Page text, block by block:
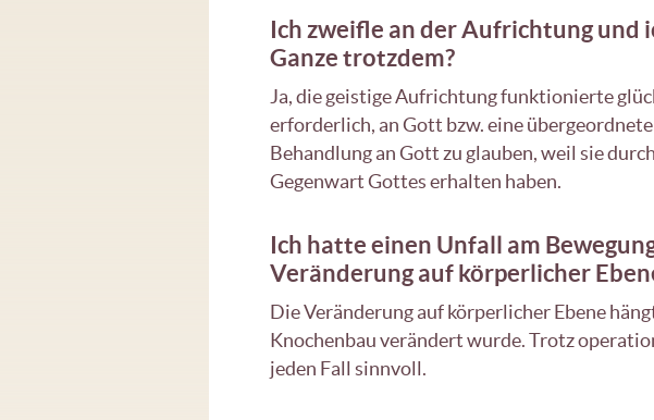
Ich zweifle an der Aufrichtung und
Ganze trotzdem?
Ja, die geistige Aufrichtung funktionierte
erforderlich, an Gott bzw. eine
Behandlung an Gott zu glauben, weil sie
Gegenwart Gottes erhalten haben.
Ich hatte einen Unfall am
Veränderung auf körperlicher
Die Veränderung auf körperlicher Ebene
Knochenbau verändert wurde. Trotz
jeden Fall sinnvoll.